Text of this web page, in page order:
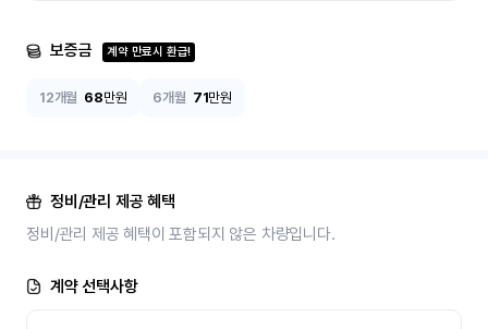
보증금 계약 만료시 환급!
12개월 68만원 6개월 71만원
정비/관리 제공 혜택
정비/관리 제공 혜택이 포함되지 않은 차량입니다.
계약 선택사항